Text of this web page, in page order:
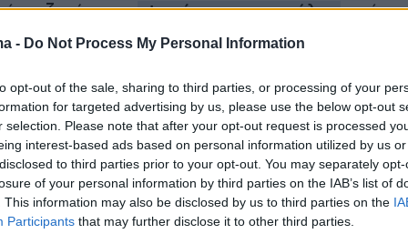
- Do Not Process My Personal Information
opt-out of the sale, sharing to third parties, or processing of your
for targeted advertising by us, please use the below opt-out
selection. Please note that after your opt-out request is processed
interest-based ads based on personal information utilized by us
to third parties prior to your opt-out. You may separately
of your personal information by third parties on the IAB’s list of
This information may also be disclosed by us to third parties on the
Participants that may further disclose it to other third parties.
ζητήσει ναψηφίσουν στην κάλπηυπέρ
του θα είναι ότι και αυτός επιζητεί
ου και ζητά να πάρει τον δρόμο του φυσικού
αναμένεται να αποδομήσει την
το ΠΑΣΟΚ, λέγοντας ότι έλαβε